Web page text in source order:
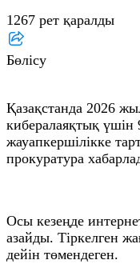
1267 рет қаралды
Бөлісу
Қазақстанда 2026
кибералаяқтық
жауапкершілікке
прокуратура
Осы кезеңде
азайды. Тіркелген
дейін төмендеген.